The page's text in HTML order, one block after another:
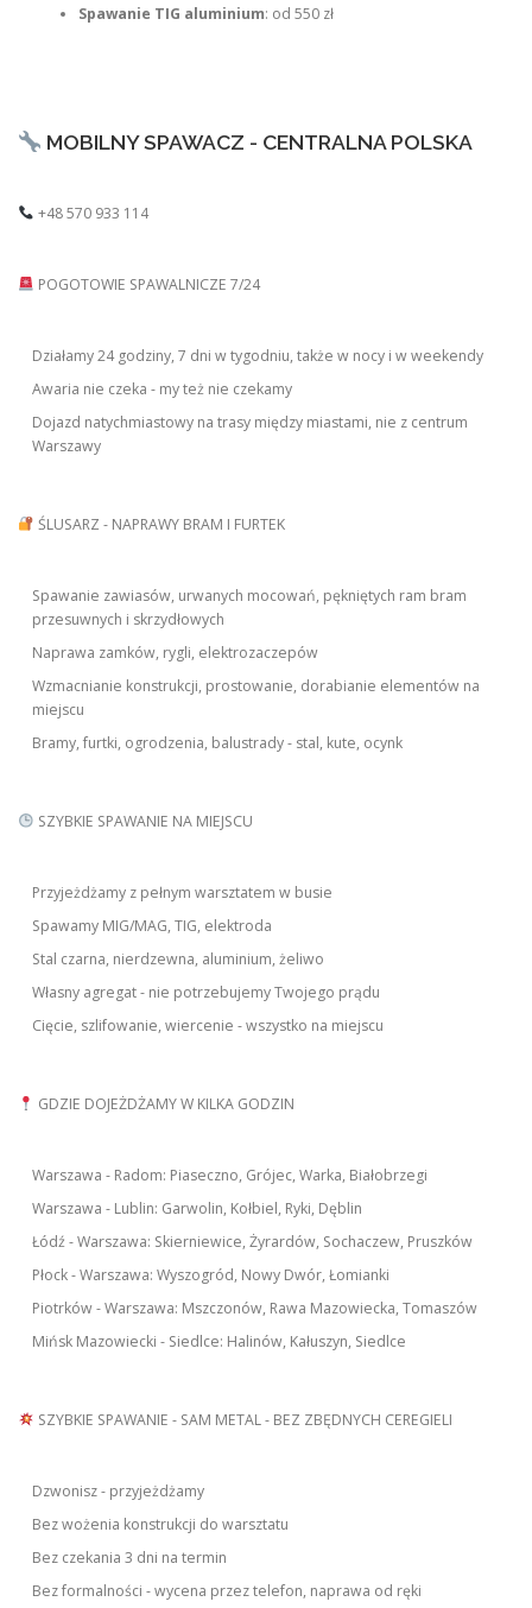
Spawanie TIG aluminium: od 550 zł
MOBILNY SPAWACZ - CENTRALNA POLSKA
+48 570 933 114
POGOTOWIE SPAWALNICZE 7/24
Działamy 24 godziny, 7 dni w tygodniu, także w nocy i w weekendy
Awaria nie czeka - my też nie czekamy
Dojazd natychmiastowy na trasy między miastami, nie z centrum
Warszawy
ŚLUSARZ - NAPRAWY BRAM I FURTEK
Spawanie zawiasów, urwanych mocowań, pękniętych ram bram
przesuwnych i skrzydłowych
Naprawa zamków, rygli, elektrozaczepów
Wzmacnianie konstrukcji, prostowanie, dorabianie elementów na
miejscu
Bramy, furtki, ogrodzenia, balustrady - stal, kute, ocynk
SZYBKIE SPAWANIE NA MIEJSCU
Przyjeżdżamy z pełnym warsztatem w busie
Spawamy MIG/MAG, TIG, elektroda
Stal czarna, nierdzewna, aluminium, żeliwo
Własny agregat - nie potrzebujemy Twojego prądu
Cięcie, szlifowanie, wiercenie - wszystko na miejscu
GDZIE DOJEŻDŻAMY W KILKA GODZIN
Warszawa - Radom: Piaseczno, Grójec, Warka, Białobrzegi
Warszawa - Lublin: Garwolin, Kołbiel, Ryki, Dęblin
Łódź - Warszawa: Skierniewice, Żyrardów, Sochaczew, Pruszków
Płock - Warszawa: Wyszogród, Nowy Dwór, Łomianki
Piotrków - Warszawa: Mszczonów, Rawa Mazowiecka, Tomaszów
Mińsk Mazowiecki - Siedlce: Halinów, Kałuszyn, Siedlce
SZYBKIE SPAWANIE - SAM METAL - BEZ ZBĘDNYCH CEREGIELI
Dzwonisz - przyjeżdżamy
Bez wożenia konstrukcji do warsztatu
Bez czekania 3 dni na termin
Bez formalności - wycena przez telefon, naprawa od ręki